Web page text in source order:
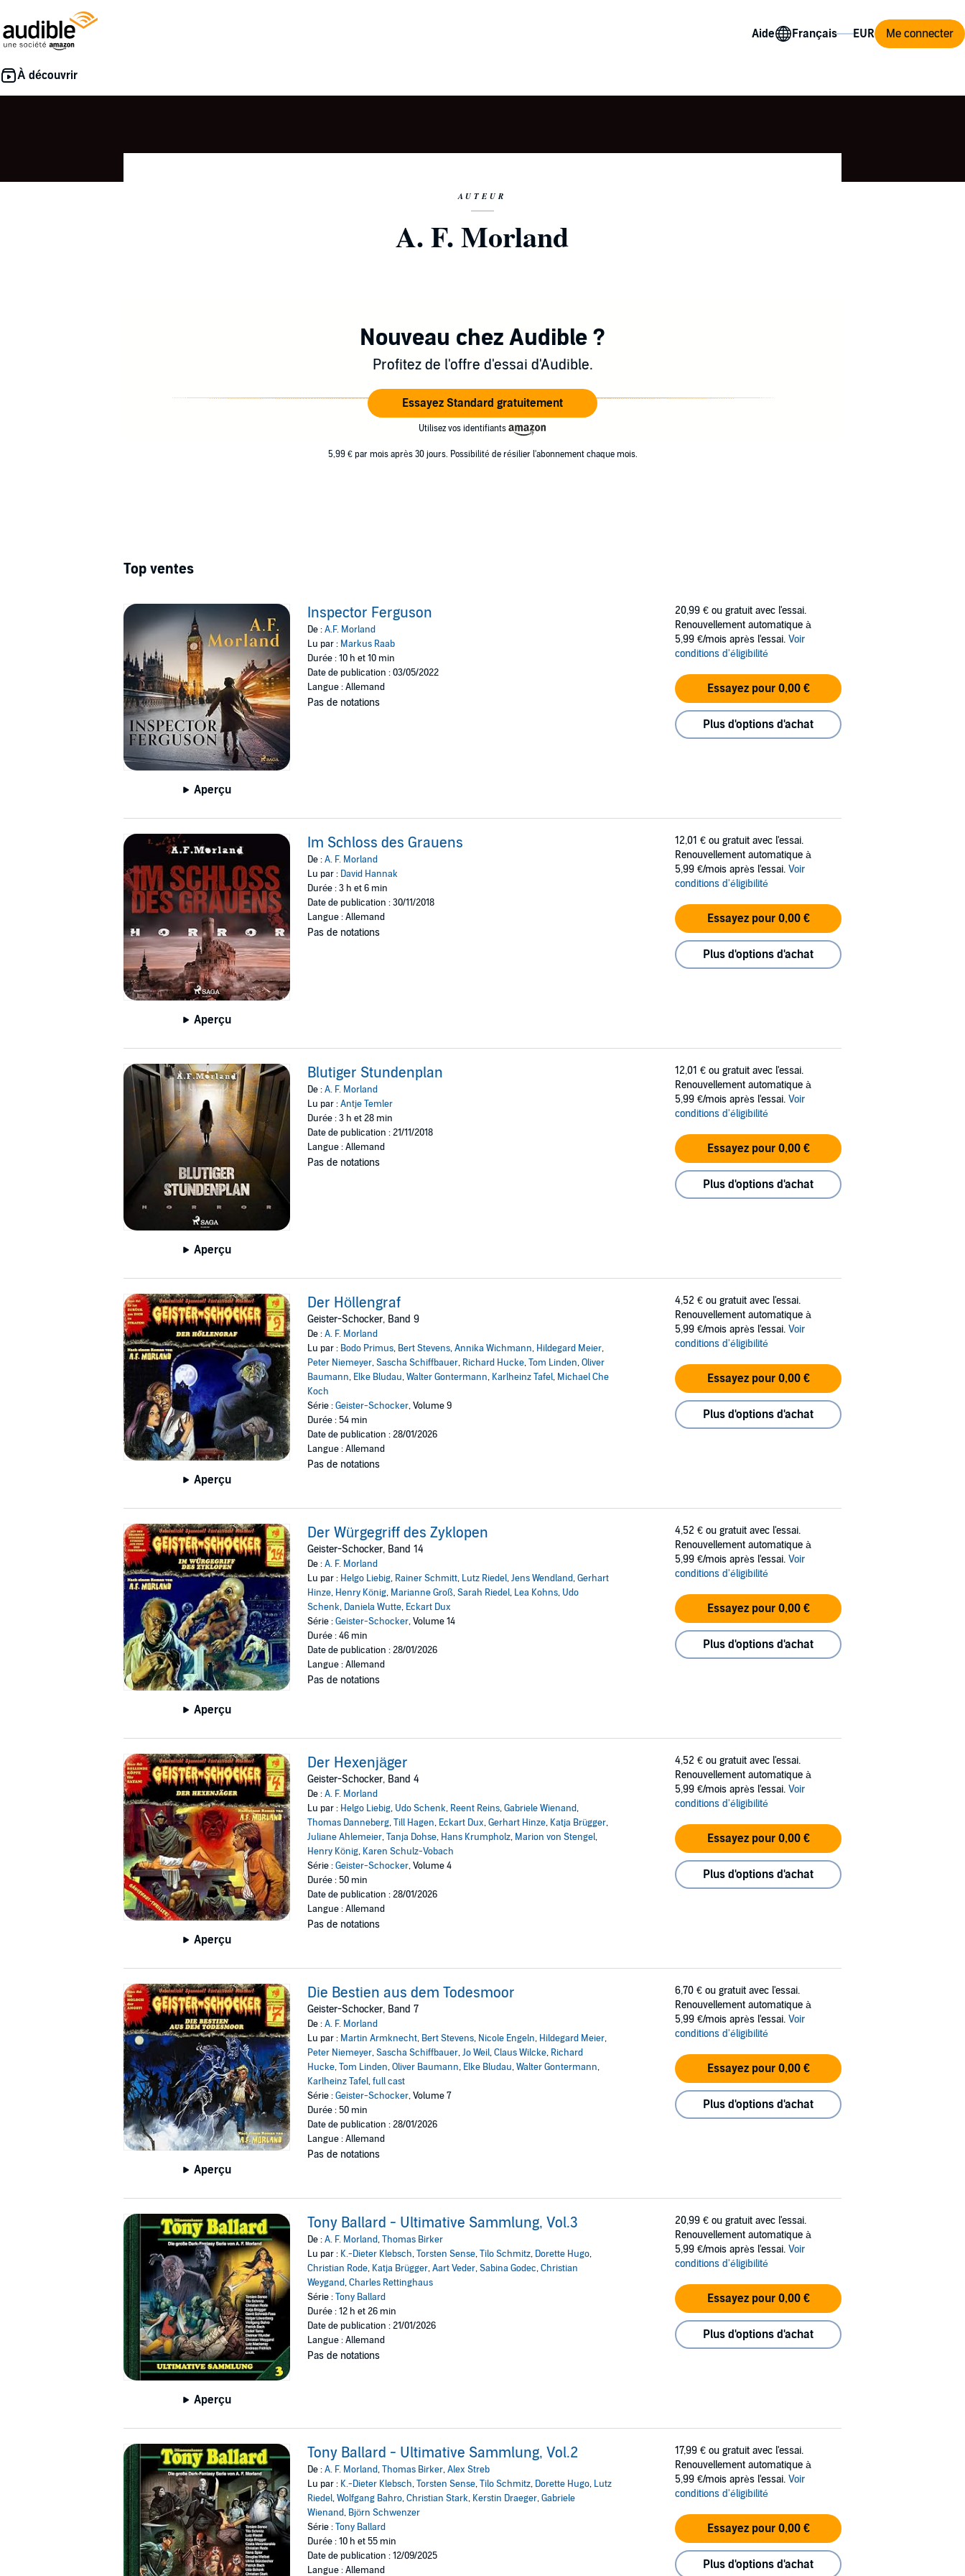
Aide Me connecter
AUTEUR
A. F. Morland
Nouveau chez Audible ?
Profitez de l'offre d'essai d'Audible.
Essayez Standard gratuitement
Utilisez vos identifiants
5,99 € par mois après 30 jours. Possibilité de résilier l'abonnement chaque mois.
Top ventes
Aperçu
Inspector Ferguson
De :A.F. Morland
Lu par : Markus Raab
Durée : 10 h et 10 min
Date de publication : 03/05/2022
Langue : Allemand
Pas de notations
20,99 € ou gratuit avec l'essai.
Renouvellement automatique à
5,99 €/mois après l'essai. Voir
conditions d'éligibilité
Essayez pour 0,00 €
Plus d'options d'achat
Aperçu
Im Schloss des Grauens
De :A. F. Morland
Lu par : David Hannak
Durée : 3 h et 6 min
Date de publication : 30/11/2018
Langue : Allemand
Pas de notations
12,01 € ou gratuit avec l'essai.
Renouvellement automatique à
5,99 €/mois après l'essai. Voir
conditions d'éligibilité
Essayez pour 0,00 €
Plus d'options d'achat
Aperçu
Blutiger Stundenplan
De :A. F. Morland
Lu par :Antje Temler
Durée : 3 h et 28 min
Date de publication : 21/11/2018
Langue : Allemand
Pas de notations
12,01 € ou gratuit avec l'essai.
Renouvellement automatique à
5,99 €/mois après l'essai. Voir
conditions d'éligibilité
Essayez pour 0,00 €
Plus d'options d'achat
Aperçu
Der Höllengraf
Geister-Schocker, Band 9
De :A. F. Morland
Lu par : Bodo Primus, Bert Stevens,Annika Wichmann, Hildegard Meier,
Peter Niemeyer,Sascha Schiffbauer, Richard Hucke,Tom Linden,Oliver
Baumann, Elke Bludau,Walter Gontermann, Karlheinz Tafel, Michael Che
Koch
Série :Geister-Schocker, Volume 9
Durée : 54 min
Date de publication : 28/01/2026
Langue : Allemand
Pas de notations
4,52 € ou gratuit avec l'essai.
Renouvellement automatique à
5,99 €/mois après l'essai. Voir
conditions d'éligibilité
Essayez pour 0,00 €
Plus d'options d'achat
Aperçu
Der Würgegriff des Zyklopen
Geister-Schocker, Band 14
De :A. F. Morland
Lu par : Helgo Liebig, Rainer Schmitt, Lutz Riedel,Jens Wendland,Gerhart
Hinze, Henry König, Marianne Groß,Sarah Riedel, Lea Kohns, Udo
Schenk, Daniela Wutte, Eckart Dux
Série :Geister-Schocker, Volume 14
Durée : 46 min
Date de publication : 28/01/2026
Langue : Allemand
Pas de notations
4,52 € ou gratuit avec l'essai.
Renouvellement automatique à
5,99 €/mois après l'essai. Voir
conditions d'éligibilité
Essayez pour 0,00 €
Plus d'options d'achat
Aperçu
Der Hexenjäger
Geister-Schocker, Band 4
De :A. F. Morland
Lu par : Helgo Liebig, Udo Schenk, Reent Reins,Gabriele Wienand,
Thomas Danneberg,Till Hagen, Eckart Dux,Gerhart Hinze, Katja Brügger,
Juliane Ahlemeier,Tanja Dohse, Hans Krumpholz, Marion von Stengel,
Henry König, Karen Schulz-Vobach
Série :Geister-Schocker, Volume 4
Durée : 50 min
Date de publication : 28/01/2026
Langue : Allemand
Pas de notations
4,52 € ou gratuit avec l'essai.
Renouvellement automatique à
5,99 €/mois après l'essai. Voir
conditions d'éligibilité
Essayez pour 0,00 €
Plus d'options d'achat
Aperçu
Die Bestien aus dem Todesmoor
Geister-Schocker, Band 7
De :A. F. Morland
Lu par : Martin Armknecht, Bert Stevens, Nicole Engeln, Hildegard Meier,
Peter Niemeyer,Sascha Schiffbauer,Jo Weil,Claus Wilcke, Richard
Hucke,Tom Linden,Oliver Baumann, Elke Bludau,Walter Gontermann,
Karlheinz Tafel,full cast
Série :Geister-Schocker, Volume 7
Durée : 50 min
Date de publication : 28/01/2026
Langue : Allemand
Pas de notations
6,70 € ou gratuit avec l'essai.
Renouvellement automatique à
5,99 €/mois après l'essai. Voir
conditions d'éligibilité
Essayez pour 0,00 €
Plus d'options d'achat
Aperçu
Tony Ballard - Ultimative Sammlung, Vol.3
De :A. F. Morland,Thomas Birker
Lu par : K.-Dieter Klebsch,Torsten Sense,Tilo Schmitz, Dorette Hugo,
Christian Rode, Katja Brügger,Aart Veder,Sabina Godec,Christian
Weygand,Charles Rettinghaus
Série :Tony Ballard
Durée : 12 h et 26 min
Date de publication : 21/01/2026
Langue : Allemand
Pas de notations
20,99 € ou gratuit avec l'essai.
Renouvellement automatique à
5,99 €/mois après l'essai. Voir
conditions d'éligibilité
Essayez pour 0,00 €
Plus d'options d'achat
Tony Ballard - Ultimative Sammlung, Vol.2
De :A. F. Morland,Thomas Birker,Alex Streb
Lu par : K.-Dieter Klebsch,Torsten Sense,Tilo Schmitz, Dorette Hugo, Lutz
Riedel,Wolfgang Bahro,Christian Stark, Kerstin Draeger,Gabriele
Wienand, Björn Schwenzer
Série :Tony Ballard
Durée : 10 h et 55 min
Date de publication : 12/09/2025
Langue : Allemand
17,99 € ou gratuit avec l'essai.
Renouvellement automatique à
5,99 €/mois après l'essai. Voir
conditions d'éligibilité
Essayez pour 0,00 €
Plus d'options d'achat